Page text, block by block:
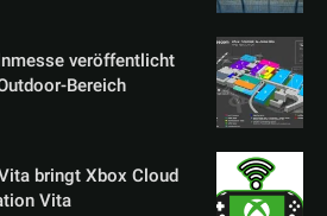
veröffentlicht
Bereich
bringt Xbox Cloud
Vita